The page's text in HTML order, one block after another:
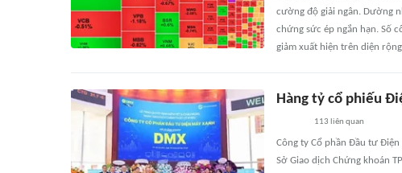
cường độ giải ngân. Dường
chứng sức ép ngắn hạn. Số
giảm xuất hiện trên diện
Hàng tỷ cổ phiếu
113 liên quan
Công ty Cổ phần Đầu tư
Sở Giao dịch Chứng khoán